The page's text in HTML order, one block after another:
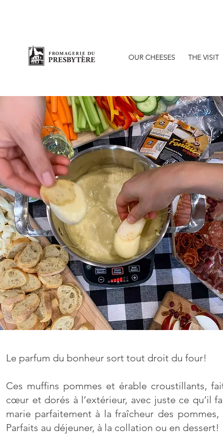
OUR CHEESES THE VISIT
Le parfum du bonheur sort tout droit du four!
Ces muffins pommes et érable croustillants,
cœur et dorés à l’extérieur, avec juste ce qu’il
marie parfaitement à la fraîcheur des
Parfaits au déjeuner, à la collation ou en dessert!